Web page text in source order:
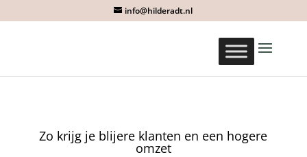
info@hilderadt.nl
Zo krijg je blijere klanten en een hogere
omzet